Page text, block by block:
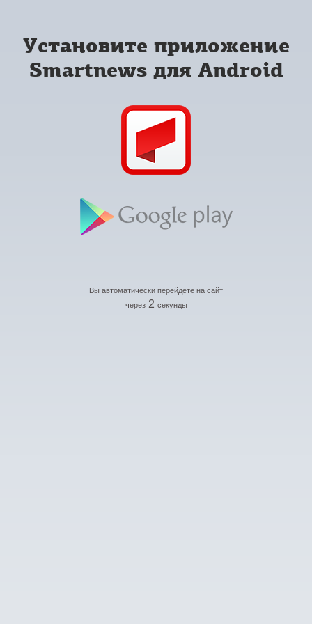
Установите приложение
Smartnews для Android
Вы автоматически перейдете на сайт
через 2 секунды